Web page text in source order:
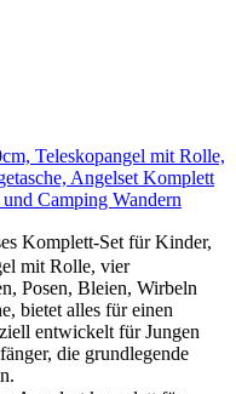
Teleskopangel mit Rolle,
Angelset Komplett
Camping Wandern
Komplett-Set für Kinder,
mit Rolle, vier
Posen, Bleien, Wirbeln
bietet alles für einen
entwickelt für Jungen
die grundlegende